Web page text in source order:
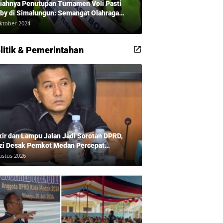
Penutupan Turnamen Voli Pasti
di Simalungun: Semangat Olahraga
Masyarakat Sehat Bersama Erwan
dan Ribuan Penonton!
2024
& Pemerintahan
dan Lampu Jalan Jadi Sorotan DPRD,
Desak Pemkot Medan Percepat
2026